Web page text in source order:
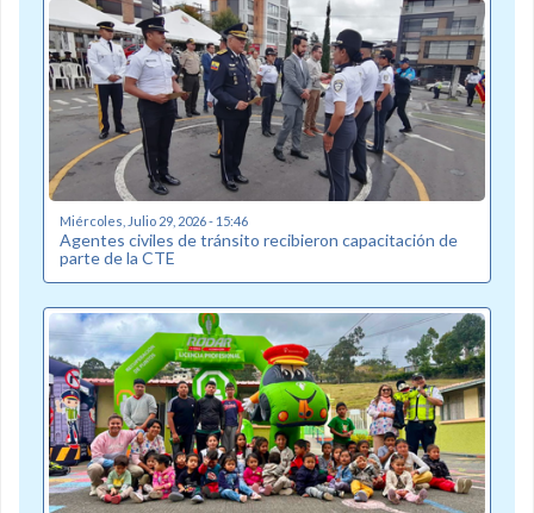
Miércoles, Julio 29, 2026 - 15:46
Agentes civiles de tránsito recibieron capacitación de
parte de la CTE